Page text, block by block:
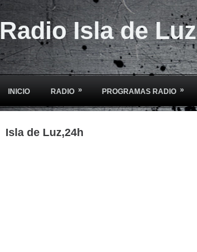
Radio Isla de Luz
INICIO RADIO » PROGRAMAS RADIO »
Isla de Luz,24h